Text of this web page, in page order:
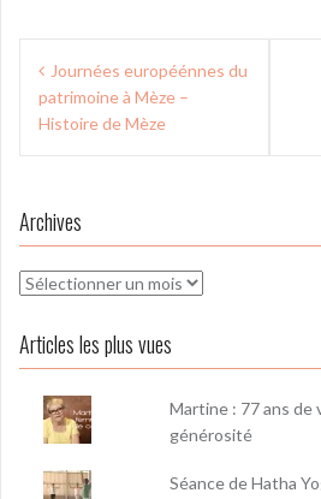
Navigation
de
l’article
Journées européénnes du
patrimoine à Mèze –
Histoire de Mèze
Archives
Archives
Articles les plus vues
Martine : 77 ans de
générosité
Séance de Hatha